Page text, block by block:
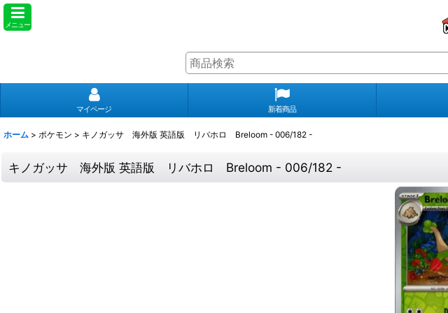
メニュー
マイページ 新着商品
ホーム > ポケモン > キノガッサ 海外版 英語版 リバホロ Breloom - 006/182 -
キノガッサ 海外版 英語版 リバホロ Breloom - 006/182 -